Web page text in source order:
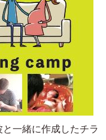
一緒に作成したチラ